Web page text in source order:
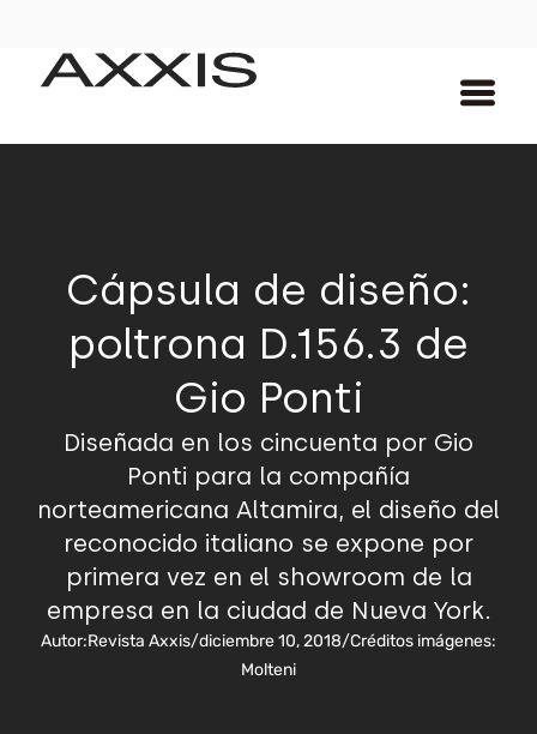
Cápsula de diseño:
poltrona D.156.3 de
Gio Ponti
Diseñada en los cincuenta por Gio
Ponti para la compañía
norteamericana Altamira, el diseño del
reconocido italiano se expone por
primera vez en el showroom de la
empresa en la ciudad de Nueva York.
Autor:Revista Axxis/diciembre 10, 2018/Créditos imágenes:
Molteni